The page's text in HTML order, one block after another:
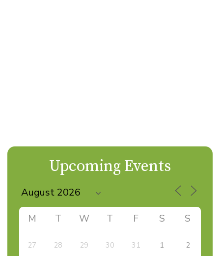
Upcoming Events
M T W T F S S
27 28 29 30 31 1 2